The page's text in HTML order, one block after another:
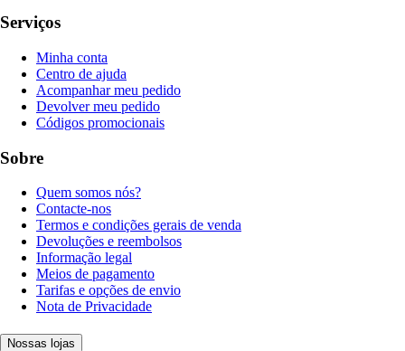
Serviços
Minha conta
Centro de ajuda
Acompanhar meu pedido
Devolver meu pedido
Códigos promocionais
Sobre
Quem somos nós?
Contacte-nos
Termos e condições gerais de venda
Devoluções e reembolsos
Informação legal
Meios de pagamento
Tarifas e opções de envio
Nota de Privacidade
Nossas lojas